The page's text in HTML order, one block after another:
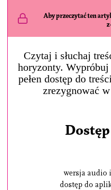
Aby przeczytać ten
z
Czytaj i słuchaj
horyzonty.
pełen dostęp do
zrezygnować
wersja audio
dostęp do